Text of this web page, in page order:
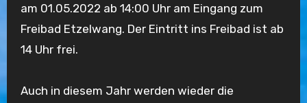
am 01.05.2022 ab 14:00 Uhr am Eingang zum
Freibad Etzelwang. Der Eintritt ins Freibad ist ab
14 Uhr frei.
Auch in diesem Jahr werden wieder die